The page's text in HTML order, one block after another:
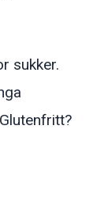
sukker.